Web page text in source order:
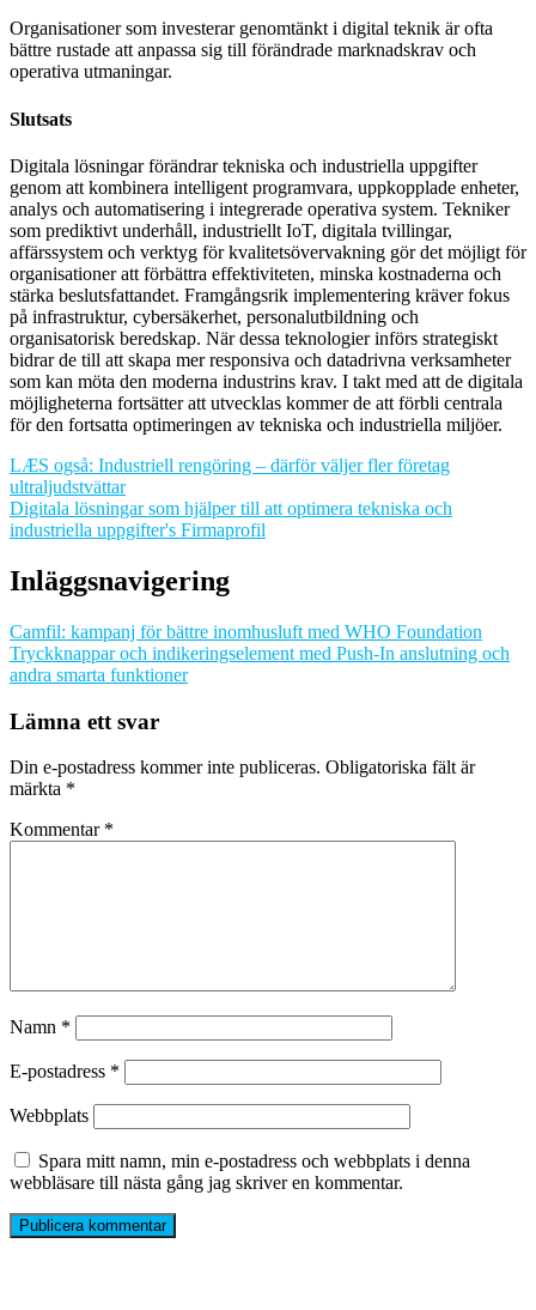
Organisationer som investerar genomtänkt i digital teknik är ofta
bättre rustade att anpassa sig till förändrade marknadskrav och
operativa utmaningar.
Slutsats
Digitala lösningar förändrar tekniska och industriella uppgifter
genom att kombinera intelligent programvara, uppkopplade enheter,
analys och automatisering i integrerade operativa system. Tekniker
som prediktivt underhåll, industriellt IoT, digitala tvillingar,
affärssystem och verktyg för kvalitetsövervakning gör det möjligt för
organisationer att förbättra effektiviteten, minska kostnaderna och
stärka beslutsfattandet. Framgångsrik implementering kräver fokus
på infrastruktur, cybersäkerhet, personalutbildning och
organisatorisk beredskap. När dessa teknologier införs strategiskt
bidrar de till att skapa mer responsiva och datadrivna verksamheter
som kan möta den moderna industrins krav. I takt med att de digitala
möjligheterna fortsätter att utvecklas kommer de att förbli centrala
för den fortsatta optimeringen av tekniska och industriella miljöer.
LÆS også: Industriell rengöring – därför väljer fler företag
ultraljudstvättar
Digitala lösningar som hjälper till att optimera tekniska och
industriella uppgifter's Firmaprofil
Inläggsnavigering
Camfil: kampanj för bättre inomhusluft med WHO Foundation
Tryckknappar och indikeringselement med Push-In anslutning och
andra smarta funktioner
Lämna ett svar
Din e-postadress kommer inte publiceras. Obligatoriska fält är
märkta *
Kommentar *
Namn *
E-postadress *
Webbplats
Spara mitt namn, min e-postadress och webbplats i denna
webbläsare till nästa gång jag skriver en kommentar.